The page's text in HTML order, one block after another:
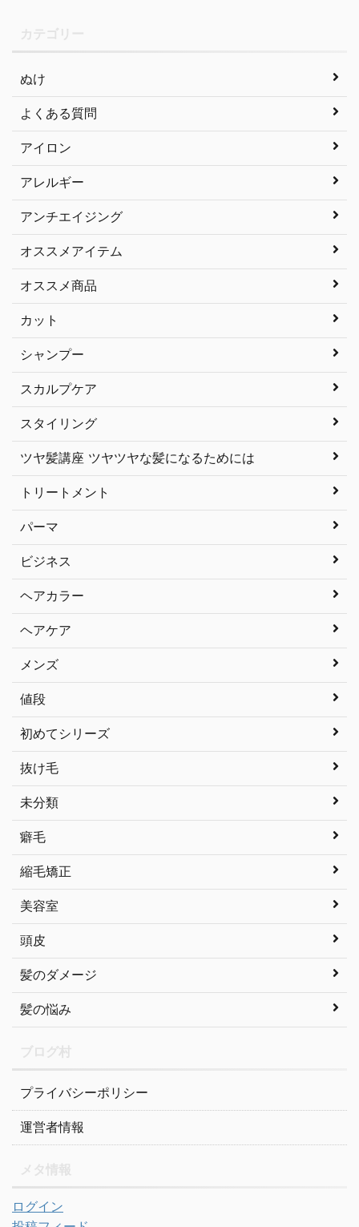
ぬけ
よくある質問
アイロン
アレルギー
アンチエイジング
オススメアイテム
オススメ商品
カット
シャンプー
スカルプケア
スタイリング
ツヤ髪講座 ツヤツヤな髪になるためには
トリートメント
パーマ
ビジネス
ヘアカラー
ヘアケア
メンズ
値段
初めてシリーズ
抜け毛
未分類
癖毛
縮毛矯正
美容室
頭皮
髪のダメージ
髪の悩み
プライバシーポリシー
運営者情報
ログイン